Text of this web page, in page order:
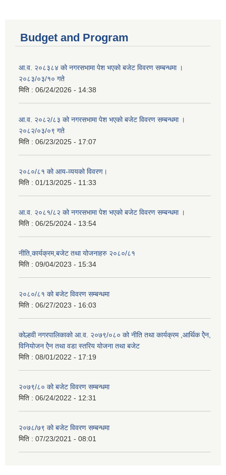
Budget and Program
आ.व. २०८३८४ को नगरसभामा पेश भएको बजेट विवरण सम्बन्धमा ।
२०८३/०३/१० गते
मिति : 06/24/2026 - 14:38
आ.व. २०८२/८३ को नगरसभामा पेश भएको बजेट विवरण सम्बन्धमा ।
२०८२/०३/०९ गते
मिति : 06/23/2025 - 17:07
२०८०/८१ को आय-व्ययको विवरण।
मिति : 01/13/2025 - 11:33
आ.व. २०८१/८२ को नगरसभामा पेश भएको बजेट विवरण सम्बन्धमा ।
मिति : 06/25/2024 - 13:54
नीति,कार्यक्रम,बजेट तथा योजनाहरु २०८०/८१
मिति : 09/04/2023 - 15:34
२०८०/८१ को बजेट विवरण सम्बन्धमा
मिति : 06/27/2023 - 16:03
कोल्हवी नगरपालिकाको आ.व. २०७९/०८० को नीति तथा कार्यक्रम ,आर्थिक ऐेन,
विनियोजन ऐेन तथा वडा स्तरिय योजना तथा बजेट
मिति : 08/01/2022 - 17:19
२०७९/८० को बजेट विवरण सम्बन्धमा
मिति : 06/24/2022 - 12:31
२०७८/७९ को बजेट विवरण सम्बन्धमा
मिति : 07/23/2021 - 08:01